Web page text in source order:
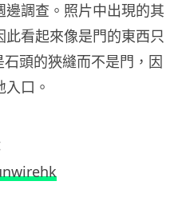
調查。照片中出現的其
看起來像是門的東西只
頭的狹縫而不是門，因
口。